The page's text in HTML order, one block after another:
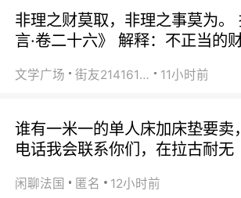
非理之财莫取，非理之事莫为。
言·卷二十六》 解释：不正当的
文学广场 街友21416156 11小时前
谁有一米一的单人床加床垫要卖
电话我会联系你们，在拉古耐无
闲聊法国 匿名 12小时前